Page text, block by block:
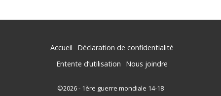
Accueil
Déclaration de confidentialité
Entente d’utilisation
Nous joindre
©2026 - 1ère guerre mondiale 14-18